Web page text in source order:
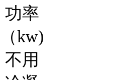
功率
（kw)
不用